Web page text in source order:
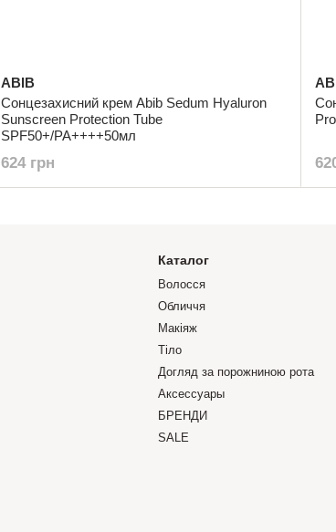
ABIB
Сонцезахисний крем Abib Sedum Hyaluron
Sunscreen Protection Tube
SPF50+/PA++++50мл
624 грн
Каталог
Волосся
Обличчя
Макіяж
Тіло
Догляд за порожниною рота
Аксессуары
БРЕНДИ
SALE